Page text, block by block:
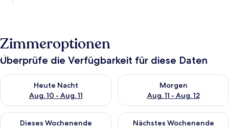
Zimmeroptionen
Überprüfe die Verfügbarkeit für diese Daten
Heute Nacht
Aug. 10 - Aug. 11
Überprüfe die Verfügbarkeit für heute Nacht, Aug. 10 - Aug.
Morgen
Aug. 11 - Aug. 12
Überprüfe die Verfügbarkeit
Dieses Wochenende
Überprüfe die Verfügbarkeit für dieses Wochenende, Aug. 14
Nächstes Wochenende
Überprüfe die Verfügbarkeit